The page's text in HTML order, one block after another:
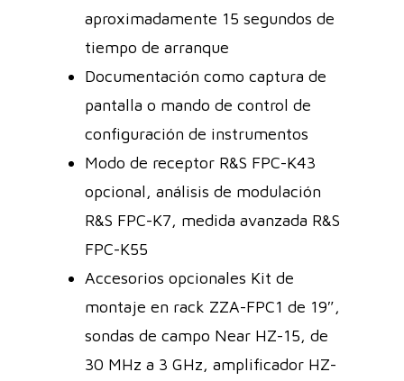
aproximadamente 15 segundos de
tiempo de arranque
Documentación como captura de
pantalla o mando de control de
configuración de instrumentos
Modo de receptor R&S FPC-K43
opcional, análisis de modulación
R&S FPC-K7, medida avanzada R&S
FPC-K55
Accesorios opcionales Kit de
montaje en rack ZZA-FPC1 de 19″,
sondas de campo Near HZ-15, de
30 MHz a 3 GHz, amplificador HZ-